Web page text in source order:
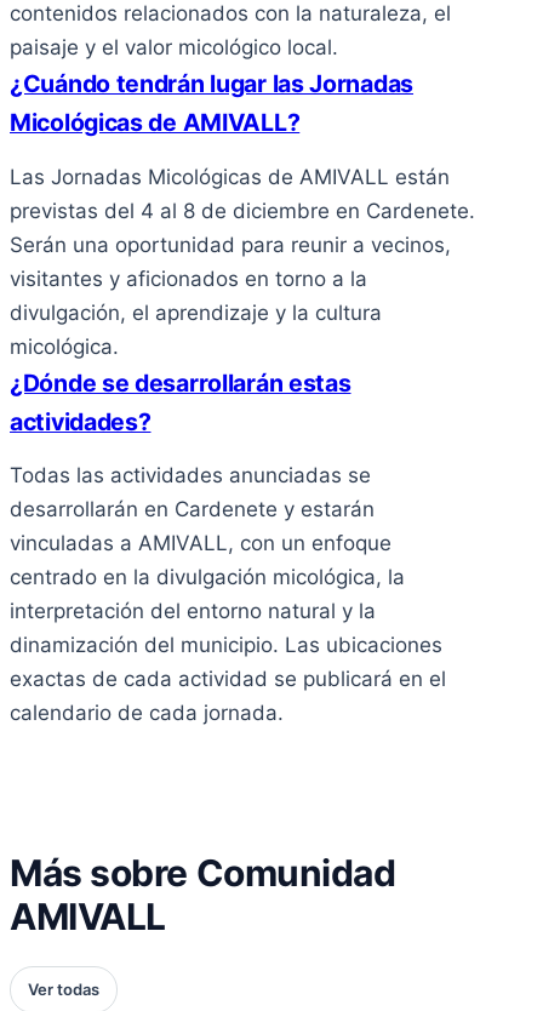
contenidos relacionados con la naturaleza, el
paisaje y el valor micológico local.
¿Cuándo tendrán lugar las Jornadas
Micológicas de AMIVALL?
Las Jornadas Micológicas de AMIVALL están
previstas del 4 al 8 de diciembre en Cardenete.
Serán una oportunidad para reunir a vecinos,
visitantes y aficionados en torno a la
divulgación, el aprendizaje y la cultura
micológica.
¿Dónde se desarrollarán estas
actividades?
Todas las actividades anunciadas se
desarrollarán en Cardenete y estarán
vinculadas a AMIVALL, con un enfoque
centrado en la divulgación micológica, la
interpretación del entorno natural y la
dinamización del municipio. Las ubicaciones
exactas de cada actividad se publicará en el
calendario de cada jornada.
Más sobre Comunidad
AMIVALL
Ver todas